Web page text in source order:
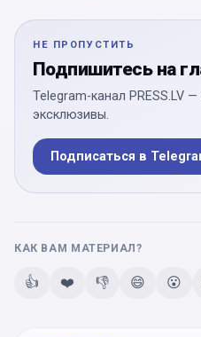
НЕ ПРОПУСТИТЬ
Подпишитесь на
Telegram-канал PRESS.LV
эксклюзивы.
Подписаться в
КАК ВАМ МАТЕРИАЛ?
👍 ❤️ 👎 😄 😮